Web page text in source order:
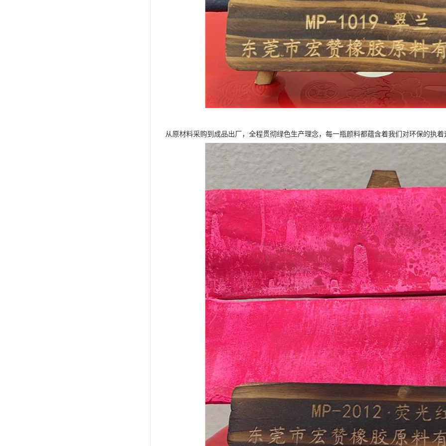
从原材料采购到成品出厂，全程贯彻绿色生产理念，每一瓶颜料都蕴含着我们对环保的执着